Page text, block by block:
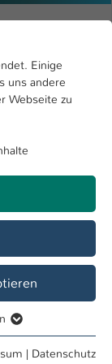
submenu
Einige
uns andere
Webseite zu
Funktionen
| Datenschutz